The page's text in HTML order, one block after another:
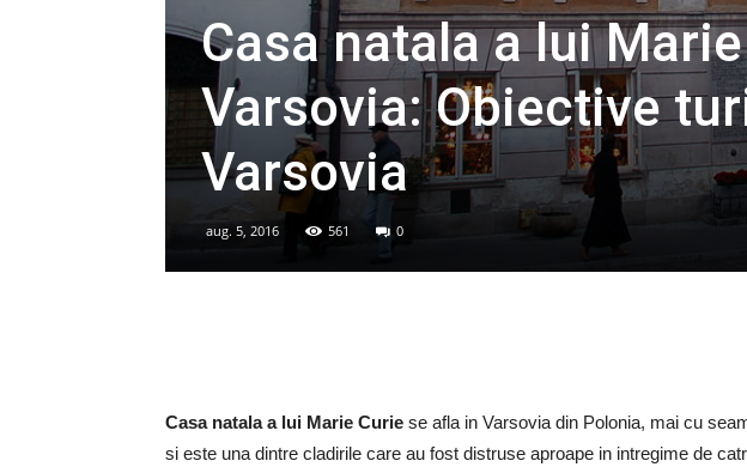
Casa natala a lui
Varsovia: Obiective
Varsovia
aug. 5, 2016 561 0
Casa natala a lui Marie Curie se afla in Varsovia din Polonia, mai cu
si este una dintre cladirile care au fost distruse aproape in intregime de